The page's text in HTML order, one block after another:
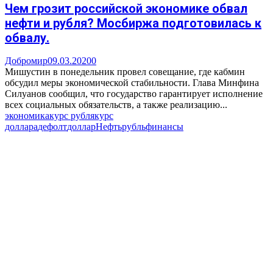
Чем грозит российской экономике обвал
нефти и рубля? Мосбиржа подготовилась к
обвалу.
Добромир09.03.20200
Мишустин в понедельник провел совещание, где кабмин
обсудил меры экономической стабильности. Глава Минфина
Силуанов сообщил, что государство гарантирует исполнение
всех социальных обязательств, а также реализацию...
экономикакурс рублякурс
долларадефолтдолларНефтьрубльфинансы